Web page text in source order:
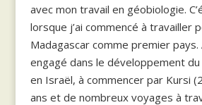
avec mon travail en géobiologie.
lorsque j’ai commencé à travailler
Madagascar comme premier pays.
engagé dans le développement du
en Israël, à commencer par Kursi
ans et de nombreux voyages à